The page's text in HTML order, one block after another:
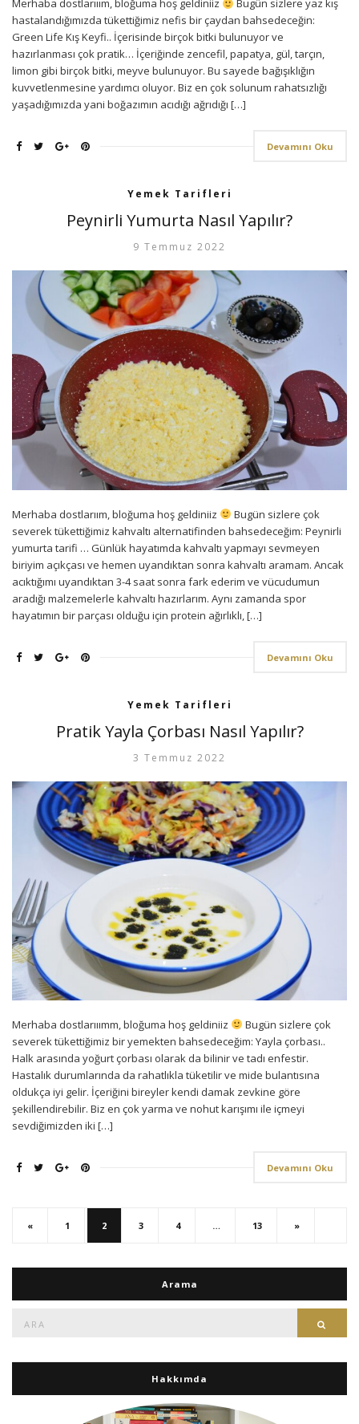
Merhaba dostlarııım, bloğuma hoş geldiniiz
Bugün sizlere yaz kış
hastalandığımızda tükettiğimiz nefis bir çaydan bahsedeceğin:
Green Life Kış Keyfi.. İçerisinde birçok bitki bulunuyor ve
hazırlanması çok pratik… İçeriğinde zencefil, papatya, gül, tarçın,
limon gibi birçok bitki, meyve bulunuyor. Bu sayede bağışıklığın
kuvvetlenmesine yardımcı oluyor. Biz en çok solunum rahatsızlığı
yaşadığımızda yani boğazımın acıdığı ağrıdığı […]
Devamını Oku
Yemek Tarifleri
Peynirli Yumurta Nasıl Yapılır?
9 Temmuz 2022
Merhaba dostlarıım, bloğuma hoş geldiniiz
Bugün sizlere çok
severek tükettiğimiz kahvaltı alternatifinden bahsedeceğim: Peynirli
yumurta tarifi … Günlük hayatımda kahvaltı yapmayı sevmeyen
biriyim açıkçası ve hemen uyandıktan sonra kahvaltı aramam. Ancak
acıktığımı uyandıktan 3-4 saat sonra fark ederim ve vücudumun
aradığı malzemelerle kahvaltı hazırlarım. Aynı zamanda spor
hayatımın bir parçası olduğu için protein ağırlıklı, […]
Devamını Oku
Yemek Tarifleri
Pratik Yayla Çorbası Nasıl Yapılır?
3 Temmuz 2022
Merhaba dostlarııımm, bloğuma hoş geldiniiz
Bugün sizlere çok
severek tükettiğimiz bir yemekten bahsedeceğim: Yayla çorbası..
Halk arasında yoğurt çorbası olarak da bilinir ve tadı enfestir.
Hastalık durumlarında da rahatlıkla tüketilir ve mide bulantısına
oldukça iyi gelir. İçeriğini bireyler kendi damak zevkine göre
şekillendirebilir. Biz en çok yarma ve nohut karışımı ile içmeyi
sevdiğimizden iki […]
Devamını Oku
« 1 2 3 4 … 13 »
Arama
Hakkımda